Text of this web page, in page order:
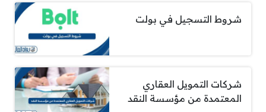
شروط التسجيل في بولت
شركات التمويل العقاري
المعتمدة من مؤسسة النقد